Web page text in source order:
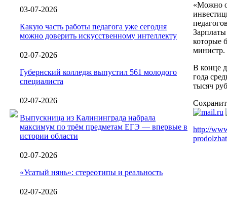
03-07-2026
Какую часть работы педагога уже сегодня
можно доверить искусственному интеллекту
02-07-2026
Губернский колледж выпустил 561 молодого
специалиста
02-07-2026
Выпускница из Калининграда набрала
максимум по трём предметам ЕГЭ — впервые в
истории области
02-07-2026
«Усатый нянь»: стереотипы и реальность
02-07-2026
«Можно
которые
министр.
В конце
года
тысяч
http://